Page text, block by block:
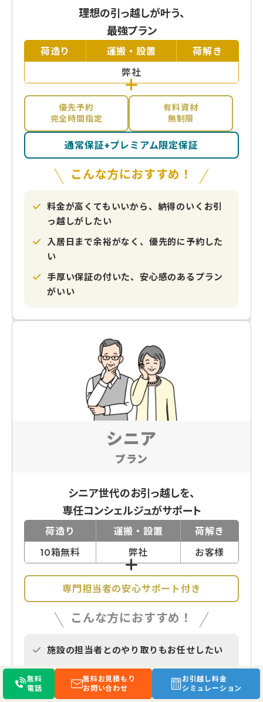
理想の引っ越しが叶う、
最強プラン
荷造り 運搬・設置
荷解き
弊社
優先予約
完全時間指定
有料資材
無制限
通常保証+プレミアム限定保証
こんな方におすすめ！
料金が高くてもいいから、納得のいくお引
っ越しがしたい
入居日まで余裕がなく、優先的に予約した
い
手厚い保証の付いた、安心感のあるプラン
がいい
シニア
プラン
シニア世代のお引っ越しを、
専任コンシェルジュがサポート
荷造り 運搬・設置
荷解き
10箱無料
弊社 お客様
専門担当者の安心サポート付き
こんな方におすすめ！
施設の担当者とのやり取りもお任せしたい
荷物の選定や新居でのレイアウトの相談も
したい
無料
電話
無料お見積もり
お問い合わせ
お引越し料金
シミュレーション